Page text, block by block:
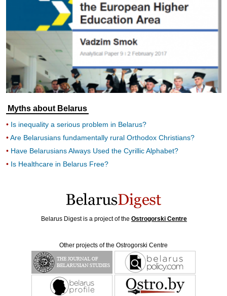
Myths about Belarus
Is inequality a serious problem in Belarus?
Are Belarusians fundamentally rural Orthodox Christians?
Have Belarusians Always Used the Cyrillic Alphabet?
Is Healthcare in Belarus Free?
Belarus Digest is a project of the Ostrogorski Centre
Other projects of the Ostrogorski Centre